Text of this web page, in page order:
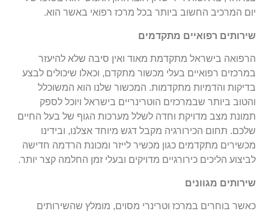
יום המרכיב החשוב ביותר בכל מרכז רפואי באשר הוא.
שירותים רפואיים מתקדמים
הרפואה בישראל מתקדמת מאוד ואין סיבה שלא להיעזר
במרכזים רפואיים בעלי מכשור מתקדם, וכאלו שיכולים לבצע
בדיקות והדמיות מתקדמות. המכשור שלנו הוא המשוכלל
והטוב ביותר שבמרכזים הוטרינריים בישראל ויוכל לספק
תמונת מצב מדויקת וחדה לשלל מערכות הגוף של בעל החיים
שלכם. תחום הכירורגיה מקבל דגש מיוחד אצלנו, ובידינו
מכשירים מתקדמים כגון מכשיר לייזר ומכונת הרדמה חדישה
לביצוע הליכים כירורגיים מדויקים ובעלי זמן החלמה קצר יותר.
שירותים מגוונים
כאשר בוחרים במרכז וטרינרי מסוים, מומלץ שהשירותים